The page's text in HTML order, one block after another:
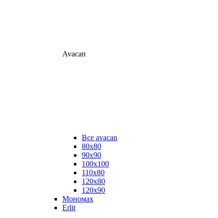
Avacan
Все avacan
80х80
90х90
100х100
110х80
120х80
120х90
Мономах
Erlit